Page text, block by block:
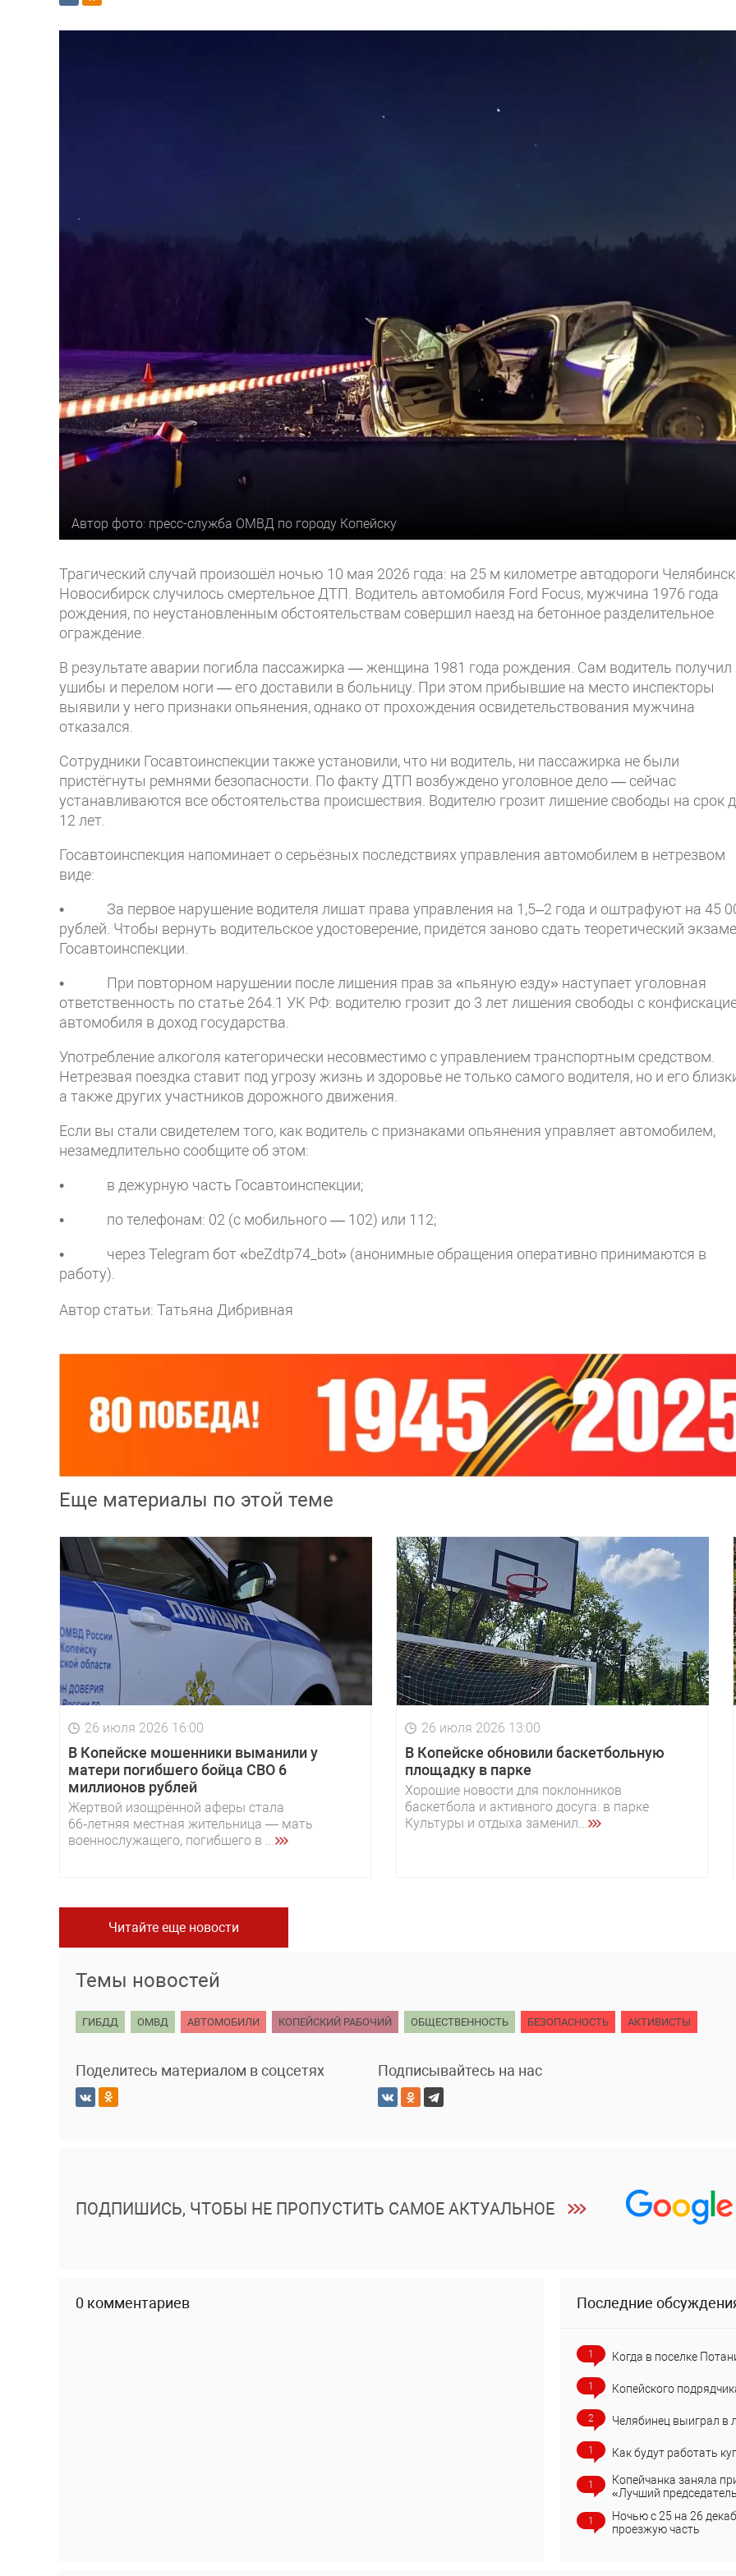
Автор фото: пресс-служба ОМВД по городу Копейску
Трагический случай произошёл ночью 10 мая 2026 года: на 25 м километре автодороги
Новосибирск случилось смертельное ДТП. Водитель автомобиля Ford Focus, мужчина 1976 года
рождения, по неустановленным обстоятельствам совершил наезд на бетонное разделительное
ограждение.
В результате аварии погибла пассажирка — женщина 1981 года рождения. Сам водитель получил
ушибы и перелом ноги — его доставили в больницу. При этом прибывшие на место инспекторы
выявили у него признаки опьянения, однако от прохождения освидетельствования мужчина
отказался.
Сотрудники Госавтоинспекции также установили, что ни водитель, ни пассажирка не были
пристёгнуты ремнями безопасности. По факту ДТП возбуждено уголовное дело — сейчас
устанавливаются все обстоятельства происшествия. Водителю грозит лишение свободы на срок
12 лет.
Госавтоинспекция напоминает о серьёзных последствиях управления автомобилем в нетрезвом
виде:
• За первое нарушение водителя лишат права управления на 1,5–2 года и оштрафуют на 45
рублей. Чтобы вернуть водительское удостоверение, придётся заново сдать теоретический
Госавтоинспекции.
• При повторном нарушении после лишения прав за «пьяную езду» наступает уголовная
ответственность по статье 264.1 УК РФ: водителю грозит до 3 лет лишения свободы с
автомобиля в доход государства.
Употребление алкоголя категорически несовместимо с управлением транспортным средством.
Нетрезвая поездка ставит под угрозу жизнь и здоровье не только самого водителя, но и его
а также других участников дорожного движения.
Если вы стали свидетелем того, как водитель с признаками опьянения управляет автомобилем,
незамедлительно сообщите об этом:
• в дежурную часть Госавтоинспекции;
• по телефонам: 02 (с мобильного — 102) или 112;
• через Telegram бот «beZdtp74_bot» (анонимные обращения оперативно принимаются в
работу).
Автор статьи: Татьяна Дибривная
Еще материалы по этой теме
26 июля 2026 16:00
В Копейске мошенники выманили у
матери погибшего бойца СВО 6
миллионов рублей
Жертвой изощрённой аферы стала
66‑летняя местная жительница — мать
военнослужащего, погибшего в ...
26 июля 2026 13:00
В Копейске обновили баскетбольную
площадку в парке
Хорошие новости для поклонников
баскетбола и активного досуга: в парке
Культуры и отдыха заменил...
Читайте еще новости
Темы новостей
ГИБДД ОМВД АВТОМОБИЛИ КОПЕЙСКИЙ РАБОЧИЙ ОБЩЕСТВЕННОСТЬ БЕЗОПАСНОСТЬ АКТИВИСТЫ
Поделитесь материалом в соцсетях Подписывайтесь на нас
ПОДПИШИСЬ, ЧТОБЫ НЕ ПРОПУСТИТЬ САМОЕ АКТУАЛЬНОЕ
0 комментариев Последние
1 Когда в поселке
1 Копейского
2 Челябинец выиграл в
1 Как будут работать
1
Копейчанка заняла
«Лучший
1
Ночью с 25 на 26
проезжую часть